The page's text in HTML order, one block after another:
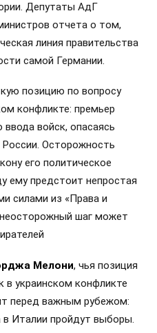
Депутаты АдГ
отчета о том,
линия правительства
самой Германии.
позицию по вопросу
конфликте: премьер
ввода войск, опасаясь
Осторожность
его политическое
ему предстоит непростая
силами из «Права и
шаг может
Мелони, чья позиция
в украинском конфликте
перед важным рубежом:
Италии пройдут выборы.